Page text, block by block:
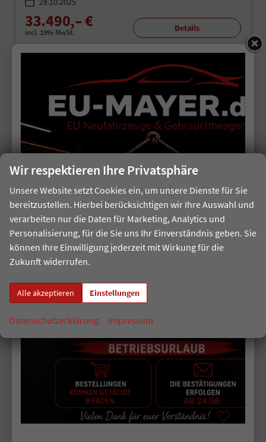
33.490,– €
incl. 19% MwSt. Details
Verbrauch kombiniert:4,70 l/100km
106,00 g/km
ab 212,– € mtl.
Hyundai KONA
N Line X HEV N-Line Pano Bose eHK Alcantara Nav
GetriebeAutomatik
75 kW (102 PS)
31.07.2026
33.766,– €
Sie sparen:20,1%
Details
Wir respektieren Ihre Privatsphäre
Unsere Website setzt Cookies ein, um unsere Dienste für Sie
bereitzustellen. Hierbei berücksichtigen wir Ihre Auswahl und
verarbeiten nur die Daten für Marketing, Analytics und
Personalisierung, für die Sie uns Ihr Einverständnis geben. Sie
können Ihre Einwilligung jederzeit mit Wirkung für die
Zukunft widerrufen.
Alle akzeptieren Einstellungen
Datenschutzerklärung Impressum